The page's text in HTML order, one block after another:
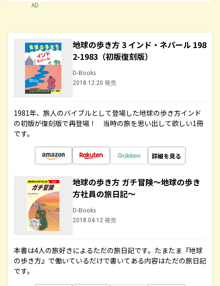
AD
地球の歩き方 3 インド・ネパール 198
2-1983（初版復刻版）
D-Books
2018.12.20 発売
1981年、旅人のバイブルとして登場した地球の歩き方インド
の初版が復刻版で再登場！ 当時の旅を思い出して欲しい1冊
です。
詳細を見る
地球の歩き方 ガチ冒険～地球の歩き
方社員の旅日記～
D-Books
2018.04.12 発売
本書は4人の旅好きによるただの旅日記です。たまたま『地球
の歩き方』で働いているだけで書いてある内容はただの旅日記
です。